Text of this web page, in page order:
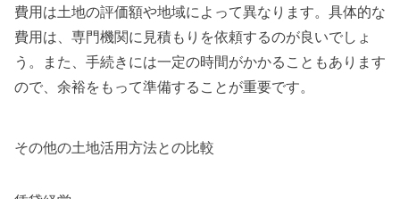
費用は土地の評価額や地域によって異なります。具体的な
費用は、専門機関に見積もりを依頼するのが良いでしょ
う。また、手続きには一定の時間がかかることもあります
ので、余裕をもって準備することが重要です。
その他の土地活用方法との比較